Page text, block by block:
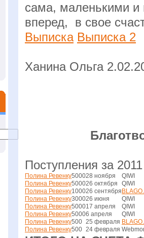
сама, маленькими
вперед, в свое
Выписка Выписка 2
Ханина Ольга
Поступления за
Полина Ревенку500028 ноября
QIWI
Полина Ревенку500026 октября
QIWI
Полина Ревенку100026 сентября
Полина Ревенку300026 июня
QIWI
Полина Ревенку500017 апреля
QIWI
Полина Ревенку50006 апреля
QIWI
Полина Ревенку500 25 февраля
Полина Ревенку500 24 февраля